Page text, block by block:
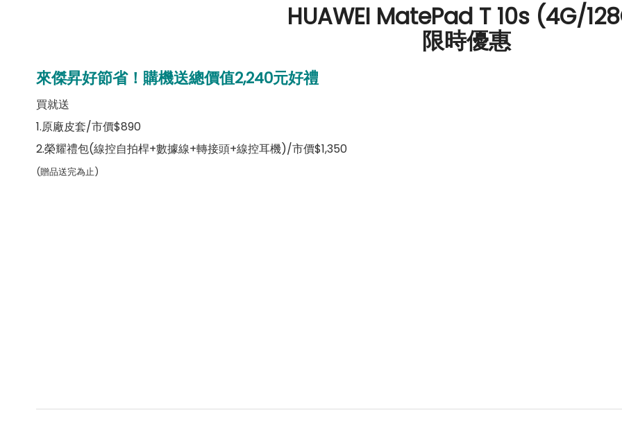
HUAWEI MatePad T 10s (4G/
限時優惠
來傑昇好節省！購機送總價值2,240元好禮
買就送
1.原廠皮套/市價$890
2.榮耀禮包(線控自拍桿+數據線+轉接頭+線控耳機)/市價$1,350
(贈品送完為止)